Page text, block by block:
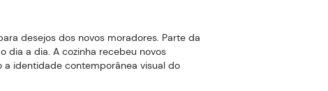
desejos dos novos moradores. Parte da
dia a dia. A cozinha recebeu novos
a identidade contemporânea visual do